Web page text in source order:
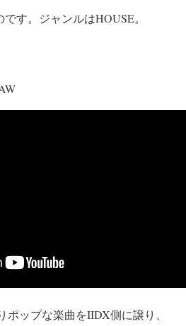
す。ジャンルはHOUSE。
ポップな楽曲をIIDX側に譲り、